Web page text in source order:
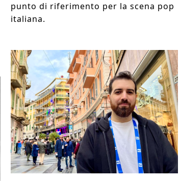
punto di riferimento per la scena pop
italiana.